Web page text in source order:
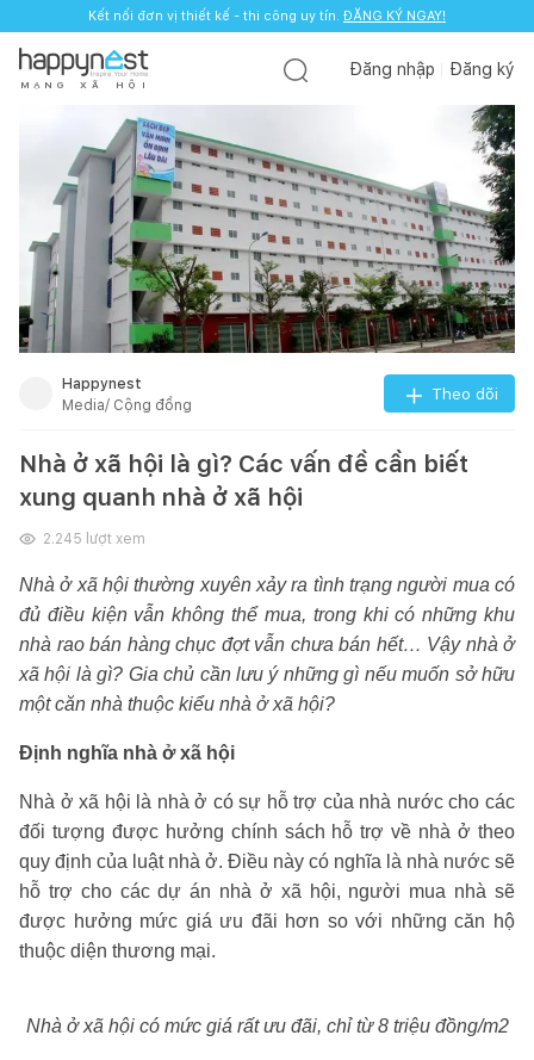
Kết nối đơn vị thiết kế - thi công uy tín. ĐĂNG KÝ NGAY!
M Ạ N G X Ã H Ộ I
Đăng nhập Đăng ký
Happynest
Media/ Cộng đồng
Theo dõi
Nhà ở xã hội là gì? Các vấn đề cần biết
xung quanh nhà ở xã hội
2.245 lượt xem
Nhà ở xã hội thường xuyên xảy ra tình trạng người mua có
đủ điều kiện vẫn không thể mua, trong khi có những khu
nhà rao bán hàng chục đợt vẫn chưa bán hết… Vậy nhà ở
xã hội là gì? Gia chủ cần lưu ý những gì nếu muốn sở hữu
một căn nhà thuộc kiểu nhà ở xã hội?
Định nghĩa nhà ở xã hội
Nhà ở xã hội là nhà ở có sự hỗ trợ của nhà nước cho các
đối tượng được hưởng chính sách hỗ trợ về nhà ở theo
quy định của luật nhà ở. Điều này có nghĩa là nhà nước sẽ
hỗ trợ cho các dự án nhà ở xã hội, người mua nhà sẽ
được hưởng mức giá ưu đãi hơn so với những căn hộ
thuộc diện thương mại.
Nhà ở xã hội có mức giá rất ưu đãi, chỉ từ 8 triệu đồng/m2